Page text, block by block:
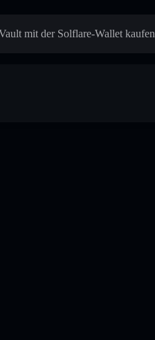
mit der Solflare-Wallet kaufen